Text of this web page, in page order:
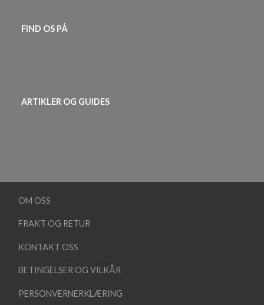
FIND OS PÅ
ARTIKLER OG GUIDES
OM OSS
FRAKT OG RETUR
KONTAKT OSS
BETINGELSER OG VILKÅR
PERSONVERNERKLÆRING